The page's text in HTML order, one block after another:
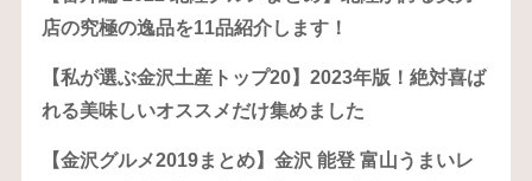
店の究極の逸品を11品紹介します！
【私が選ぶ金沢土産トップ20】2023年版！絶対喜ば
れる美味しいオススメだけ集めました
【金沢グルメ2019まとめ】金沢 能登 富山うまいレ